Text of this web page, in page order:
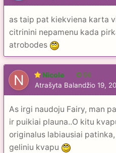
as taip pat kiekviena karta
citrinini nepamenu kada
atrobodes
Nicole 56
Atrašyta Balandžio 19,
As irgi naudoju Fairy, man
ir puikiai plauna..O kitu
originalus labiausiai
geliniu kvapu